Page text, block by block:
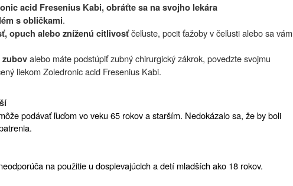
acid Fresenius Kabi, obráťte sa na svojho lekára
s obličkami.
opuch alebo zníženú citlivosťčeľuste, pocit ťažoby v čeľusti alebo sa vám
alebo máte podstúpiť zubný chirurgický zákrok, povedzte svojmu
liekomZoledronic acid Fresenius Kabi.
podávať ľuďom vo veku 65 rokov a starším. Nedokázalo sa, že by boli
na použitie u dospievajúcich a detí mladších ako 18 rokov.